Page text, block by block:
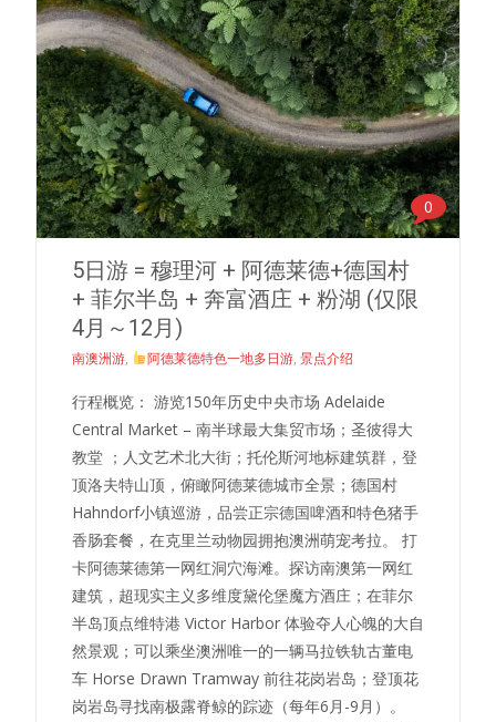
0
5日游 = 穆理河 + 阿德莱德+德国村
+ 菲尔半岛 + 奔富酒庄 + 粉湖 (仅限
4月～12月)
南澳洲游, 阿德莱德特色一地多日游, 景点介绍
行程概览： 游览150年历史中央市场 Adelaide
Central Market – 南半球最大集贸市场；圣彼得大
教堂 ；人文艺术北大街；托伦斯河地标建筑群，登
顶洛夫特山顶，俯瞰阿德莱德城市全景；德国村
Hahndorf小镇巡游，品尝正宗德国啤酒和特色猪手
香肠套餐，在克里兰动物园拥抱澳洲萌宠考拉。 打
卡阿德莱德第一网红洞穴海滩。探访南澳第一网红
建筑，超现实主义多维度黛伦堡魔方酒庄；在菲尔
半岛顶点维特港 Victor Harbor 体验夺人心魄的大自
然景观；可以乘坐澳洲唯一的一辆马拉铁轨古董电
车 Horse Drawn Tramway 前往花岗岩岛；登顶花
岗岩岛寻找南极露脊鲸的踪迹（每年6月-9月）。